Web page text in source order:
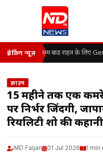
ब्रेकिंग न्यूज़असम बाढ़ राहत के लिए Gen
क्राइम
15 महीने तक एक
पर निर्भर जिंदगी,
रियलिटी शो की कहानी
MD Faijan 01 Jul 2026 1 min